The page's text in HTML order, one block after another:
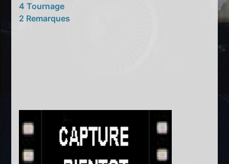
4 Tournage
2 Remarques